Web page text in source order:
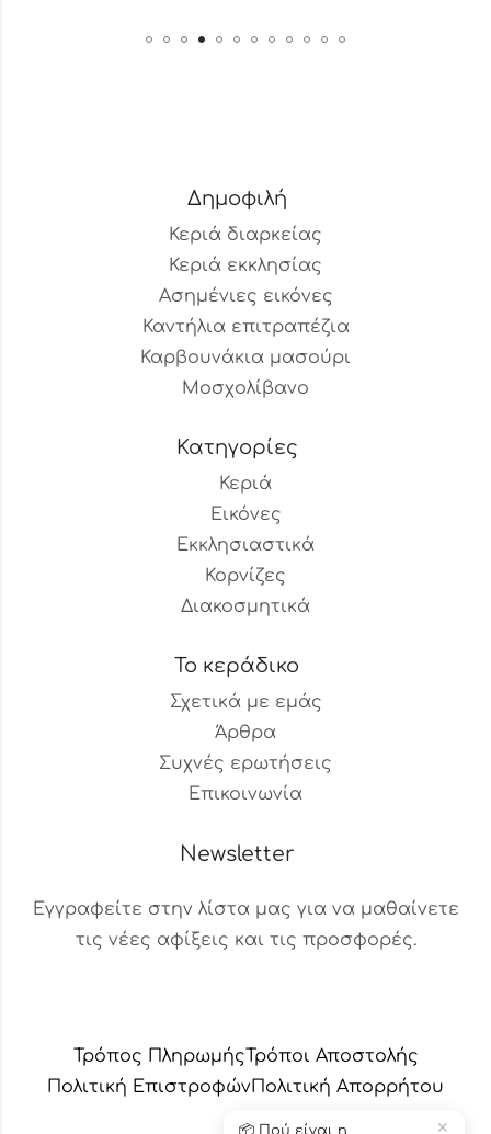
Δημοφιλή
Κεριά διαρκείας
Κεριά εκκλησίας
Ασημένιες εικόνες
Καντήλια επιτραπέζια
Καρβουνάκια μασούρι
Μοσχολίβανο
Κατηγορίες
Κεριά
Εικόνες
Εκκλησιαστικά
Κορνίζες
Διακοσμητικά
Το κεράδικο
Σχετικά με εμάς
Άρθρα
Συχνές ερωτήσεις
Επικοινωνία
Newsletter
Εγγραφείτε στην λίστα μας για να μαθαίνετε
τις νέες αφίξεις και τις προσφορές.
Τρόπος Πληρωμής Τρόποι Αποστολής
Πολιτική ΕπιστροφώνΠολιτική Aπορρήτου
παράδοσης; Μπορώ να